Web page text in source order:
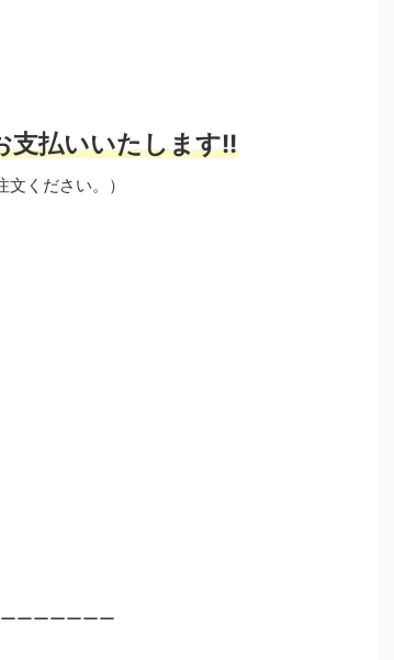
支払いいたします!!
ください。）
ーーーーーー